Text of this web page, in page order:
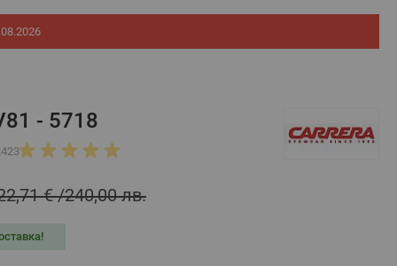
- 5718
€ 240,00 лв.